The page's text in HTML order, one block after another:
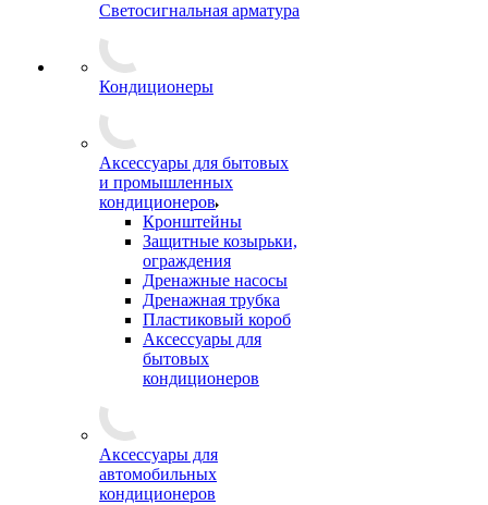
Светосигнальная арматура
Кондиционеры
Аксессуары для бытовых
и промышленных
кондиционеров
Кронштейны
Защитные козырьки,
ограждения
Дренажные насосы
Дренажная трубка
Пластиковый короб
Аксессуары для
бытовых
кондиционеров
Аксессуары для
автомобильных
кондиционеров